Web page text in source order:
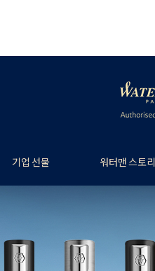
기업 선물 워터맨 스토리